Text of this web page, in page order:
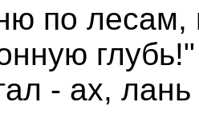
по лесам,
- ах,